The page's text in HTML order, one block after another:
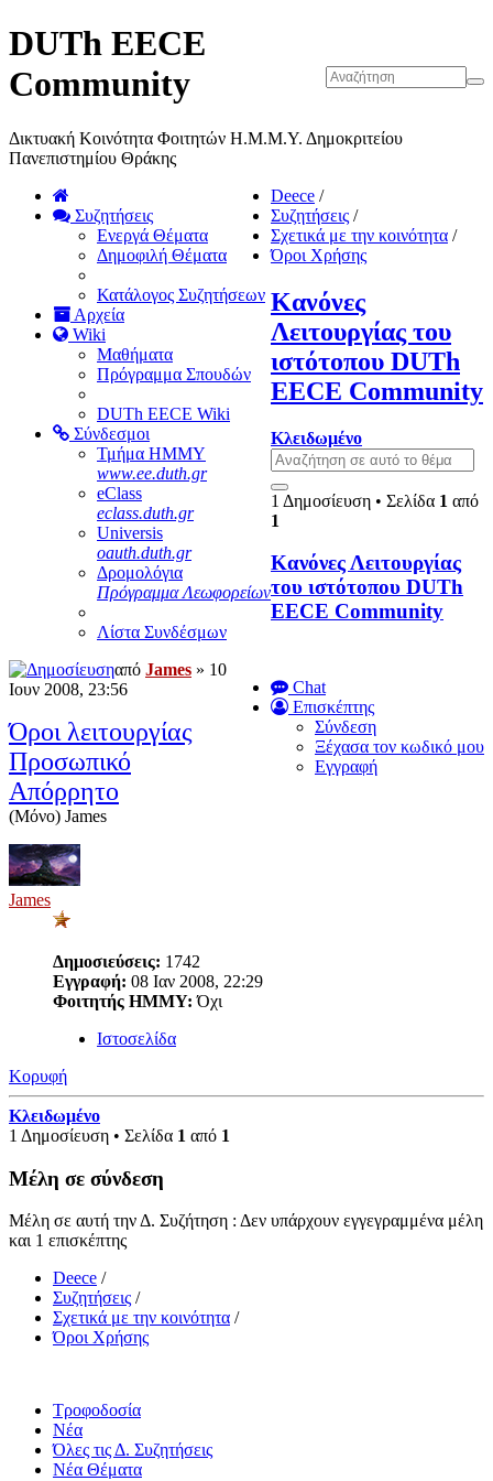
DUTh EECE
Community
Δικτυακή Κοινότητα Φοιτητών Η.Μ.Μ.Υ. Δημοκριτείου
Πανεπιστημίου Θράκης
Συζητήσεις
Ενεργά Θέματα
Δημοφιλή Θέματα
Κατάλογος Συζητήσεων
Αρχεία
Wiki
Μαθήματα
Πρόγραμμα Σπουδών
DUTh EECE Wiki
Σύνδεσμοι
Τμήμα ΗΜΜΥ
www.ee.duth.gr
eClass
eclass.duth.gr
Universis
oauth.duth.gr
Δρομολόγια
Πρόγραμμα Λεωφορείων
Λίστα Συνδέσμων
Chat
Επισκέπτης
Σύνδεση
Ξέχασα τον κωδικό μου
Εγγραφή
Deece /
Συζητήσεις /
Σχετικά με την κοινότητα /
Όροι Χρήσης
Κανόνες
Λειτουργίας του
ιστότοπου DUTh
EECE Community
Κλειδωμένο
1 Δημοσίευση • Σελίδα 1 από
1
Κανόνες Λειτουργίας
του ιστότοπου DUTh
EECE Community
από James » 10
Ιουν 2008, 23:56
Όροι λειτουργίας
Προσωπικό
Απόρρητο
(Μόνο) James
James
Δημοσιεύσεις: 1742
Εγγραφή: 08 Ιαν 2008, 22:29
Φοιτητής ΗΜΜΥ: Όχι
Ιστοσελίδα
Κορυφή
Κλειδωμένο
1 Δημοσίευση • Σελίδα 1 από 1
Μέλη σε σύνδεση
Μέλη σε αυτή την Δ. Συζήτηση : Δεν υπάρχουν εγγεγραμμένα μέλη
και 1 επισκέπτης
Deece /
Συζητήσεις /
Σχετικά με την κοινότητα /
Όροι Χρήσης
Τροφοδοσία
Νέα
Όλες τις Δ. Συζητήσεις
Νέα Θέματα